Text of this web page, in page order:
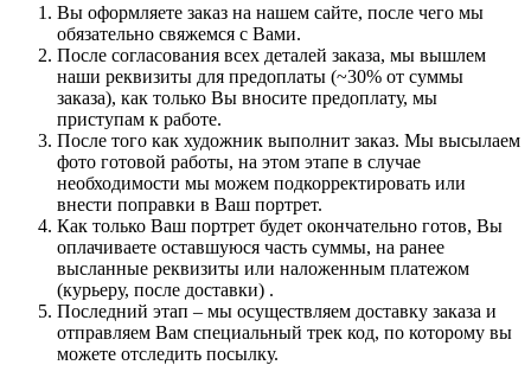
Вы оформляете заказ на нашем сайте, после чего мы
обязательно свяжемся с Вами.
После согласования всех деталей заказа, мы вышлем
наши реквизиты для предоплаты (~30% от суммы
заказа), как только Вы вносите предоплату, мы
приступам к работе.
После того как художник выполнит заказ. Мы высылаем
фото готовой работы, на этом этапе в случае
необходимости мы можем подкорректировать или
внести поправки в Ваш портрет.
Как только Ваш портрет будет окончательно готов, Вы
оплачиваете оставшуюся часть суммы, на ранее
высланные реквизиты или наложенным платежом
(курьеру, после доставки) .
Последний этап – мы осуществляем доставку заказа и
отправляем Вам специальный трек код, по которому вы
можете отследить посылку.